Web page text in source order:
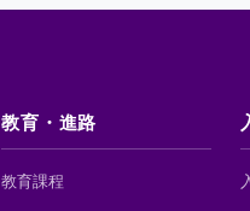
教育・進路
教育課程